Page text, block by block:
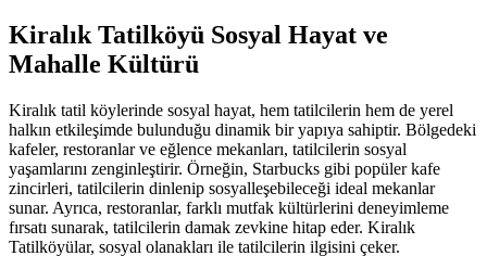
Kiralık Tatilköyü Sosyal Hayat ve
Mahalle Kültürü
Kiralık tatil köylerinde sosyal hayat, hem tatilcilerin hem de yerel
halkın etkileşimde bulunduğu dinamik bir yapıya sahiptir. Bölgedeki
kafeler, restoranlar ve eğlence mekanları, tatilcilerin sosyal
yaşamlarını zenginleştirir. Örneğin, Starbucks gibi popüler kafe
zincirleri, tatilcilerin dinlenip sosyalleşebileceği ideal mekanlar
sunar. Ayrıca, restoranlar, farklı mutfak kültürlerini deneyimleme
fırsatı sunarak, tatilcilerin damak zevkine hitap eder. Kiralık
Tatilköyülar, sosyal olanakları ile tatilcilerin ilgisini çeker.